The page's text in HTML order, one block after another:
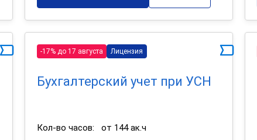
-17% до 17 августа Лицензия
Бухгалтерский учет при УСН
Кол-во часов:
от 144 ак.ч